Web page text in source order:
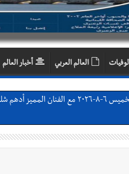
العالم العربي أخبار العالم
الفرحة
.. بثلاثية مستحقة
قيم العدالة في تجريم العنصرية